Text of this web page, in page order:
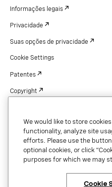
Copyright © 2026 Vonage. All rights
and other Vonage marks are
Informações legais
Privacidade
Suas opções de privacidade
Cookie Settings
Patentes
Copyright
We would like to store
functionality, analyze site
efforts. Please use the
optional cookies, or click
purposes for which we may
Cookie